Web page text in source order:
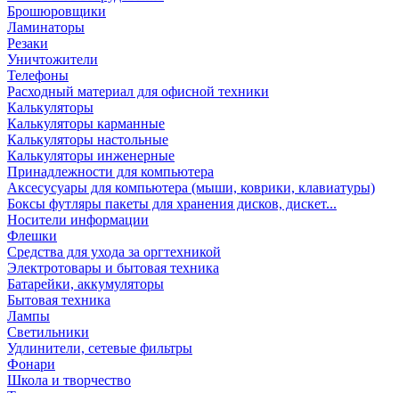
Брошюровщики
Ламинаторы
Резаки
Уничтожители
Телефоны
Расходный материал для офисной техники
Калькуляторы
Калькуляторы карманные
Калькуляторы настольные
Калькуляторы инженерные
Принадлежности для компьютера
Аксесусуары для компьютера (мыши, коврики, клавиатуры)
Боксы футляры пакеты для хранения дисков, дискет...
Носители информации
Флешки
Средства для ухода за оргтехникой
Электротовары и бытовая техника
Батарейки, аккумуляторы
Бытовая техника
Лампы
Светильники
Удлинители, сетевые фильтры
Фонари
Школа и творчество